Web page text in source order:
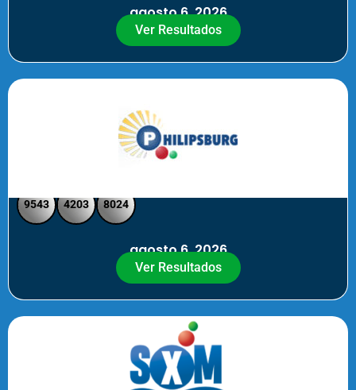
agosto 6, 2026
Ver Resultados
9543 4203 8024
agosto 6, 2026
Ver Resultados